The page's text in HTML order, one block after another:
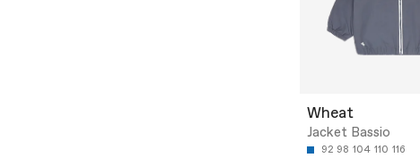
Wheat
Jacket Bassio
92 98 104 110 116